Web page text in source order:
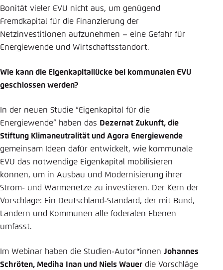
Bonität vieler EVU nicht aus, um genügend
Fremdkapital für die Finanzierung der
Netzinvestitionen aufzunehmen – eine Gefahr für
Energiewende und Wirtschaftsstandort.
Wie kann die Eigenkapitallücke bei kommunalen EVU
geschlossen werden?
In der neuen Studie “Eigenkapital für die
Energiewende” haben das Dezernat Zukunft, die
Stiftung Klimaneutralität und Agora Energiewende
gemeinsam Ideen dafür entwickelt, wie kommunale
EVU das notwendige Eigenkapital mobilisieren
können, um in Ausbau und Modernisierung ihrer
Strom- und Wärmenetze zu investieren. Der Kern der
Vorschläge: Ein Deutschland-Standard, der mit Bund,
Ländern und Kommunen alle föderalen Ebenen
umfasst.
Im Webinar haben die Studien-Autor*innen Johannes
Schröten, Mediha Inan und Niels Wauer die Vorschläge